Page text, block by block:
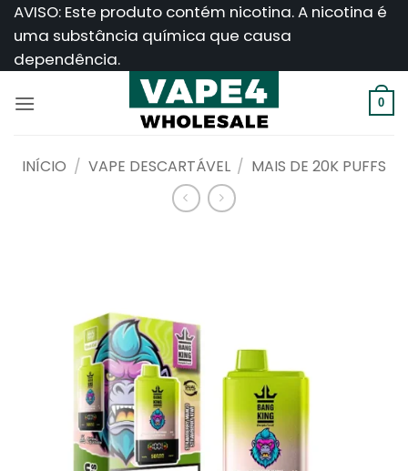
Saltar
para
AVISO: Este produto contém nicotina. A nicotina é
uma substância química que causa
dependência.
0
INÍCIO / VAPE DESCARTÁVEL / MAIS DE 20K PUFFS